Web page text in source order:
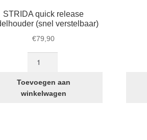
STRIDA quick release
(snel verstelbaar)
€79,90
release
zadelhouder
Toevoegen aan
winkelwagen